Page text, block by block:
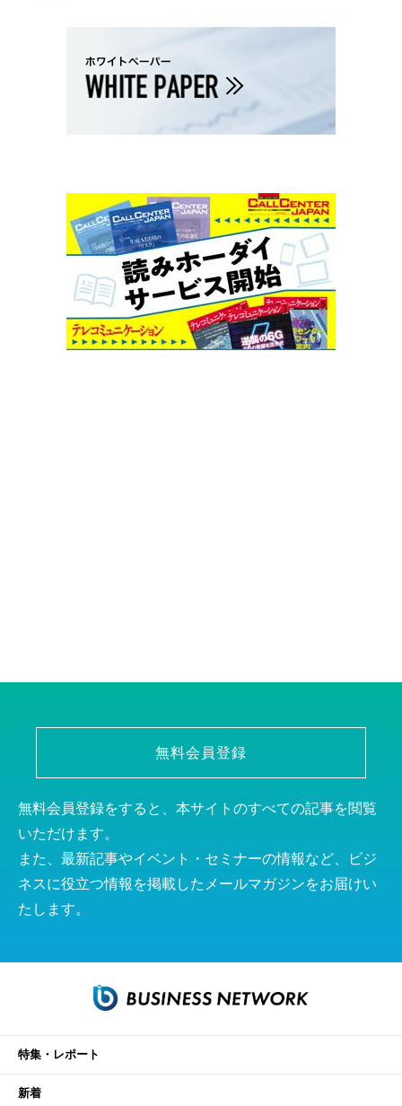
無料会員登録
無料会員登録をすると、本サイトのすべての記事を閲覧
いただけます。
また、最新記事やイベント・セミナーの情報など、ビジ
ネスに役立つ情報を掲載したメールマガジンをお届けい
たします。
特集・レポート
新着